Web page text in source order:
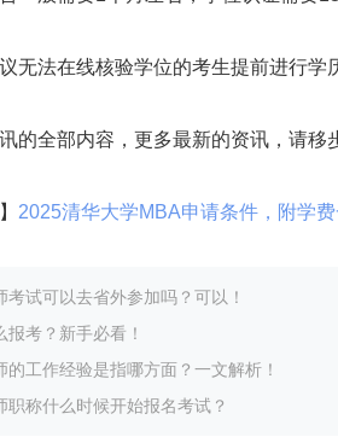
法在线核验学位的考生提前进行学
全部内容，更多最新的资讯，请移
2025清华大学MBA申请条件，附学
试可以去省外参加吗？可以！
考？新手必看！
工作经验是指哪方面？一文解析！
职称什么时候开始报名考试？